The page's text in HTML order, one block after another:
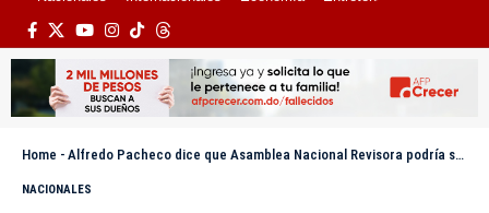
Home - Alfredo Pacheco dice que Asamblea Nacional Revisora podría ser convocada el próximo lunes
NACIONALES